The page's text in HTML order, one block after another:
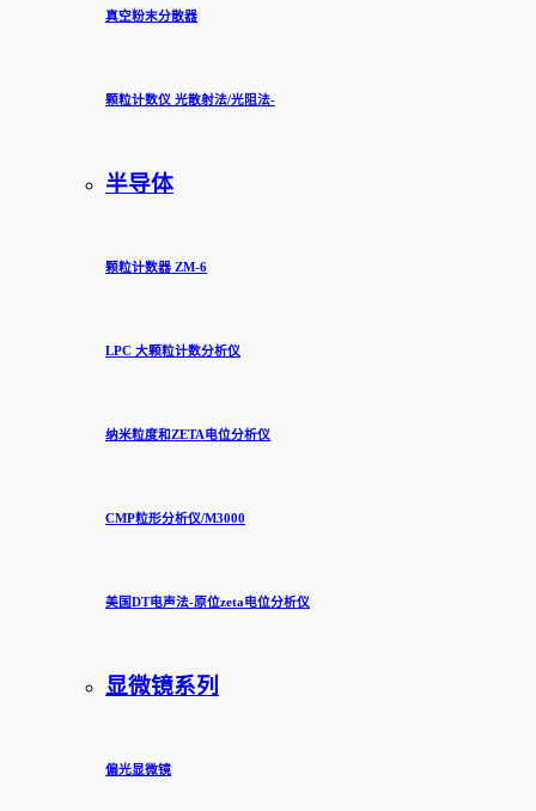
真空粉末分散器
颗粒计数仪 光散射法/光阻法-
半导体
颗粒计数器 ZM-6
LPC 大颗粒计数分析仪
纳米粒度和ZETA电位分析仪
CMP粒形分析仪/M3000
美国DT电声法-原位zeta电位分析仪
显微镜系列
偏光显微镜